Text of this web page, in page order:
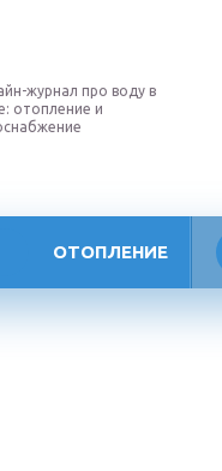
журнал про воду в
отопление и
ОТОПЛЕНИЕ